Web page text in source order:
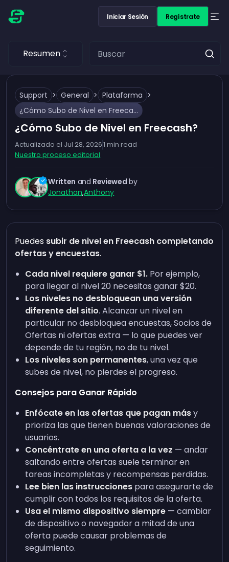
Iniciar Sesión Regístrate
Resumen
Support > General > Plataforma >
¿Cómo Subo de Nivel en Freecash?
¿Cómo Subo de Nivel en Freecash?
Actualizado el Jul 28, 20261 min read
Nuestro proceso editorial
Written and Reviewed by
Jonathan,Anthony
Puedes subir de nivel en Freecash completando
ofertas y encuestas.
Cada nivel requiere ganar $1. Por ejemplo,
para llegar al nivel 20 necesitas ganar $20.
Los niveles no desbloquean una versión
diferente del sitio. Alcanzar un nivel en
particular no desbloquea encuestas, Socios de
Ofertas ni ofertas extra — lo que puedes ver
depende de tu región, no de tu nivel.
Los niveles son permanentes, una vez que
subes de nivel, no pierdes el progreso.
Consejos para Ganar Rápido
Enfócate en las ofertas que pagan másy
prioriza las que tienen buenas valoraciones de
usuarios.
Concéntrate en una oferta a la vez — andar
saltando entre ofertas suele terminar en
tareas incompletas y recompensas perdidas.
Lee bien las instrucciones para asegurarte de
cumplir con todos los requisitos de la oferta.
Usa el mismo dispositivo siempre — cambiar
de dispositivo o navegador a mitad de una
oferta puede causar problemas de
seguimiento.